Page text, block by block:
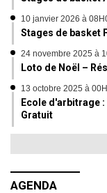
10 janvier 2026 à
Stages de basket
24 novembre 2025 à
Loto de Noël –
13 octobre 2025 à
Ecole d'arbitrage :
Gratuit
AGENDA